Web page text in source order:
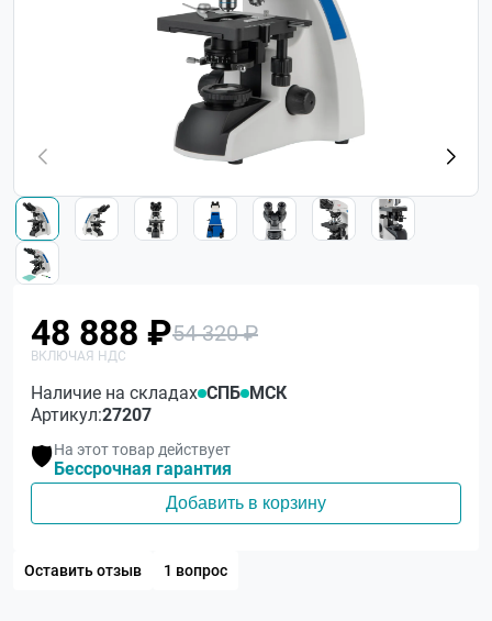
48 888 ₽54 320 ₽
Наличие на складах СПБ МСК
Артикул:27207
🛡️На этот товар действует
Бессрочная гарантия
Добавить в корзину
Оставить отзыв 1 вопрос